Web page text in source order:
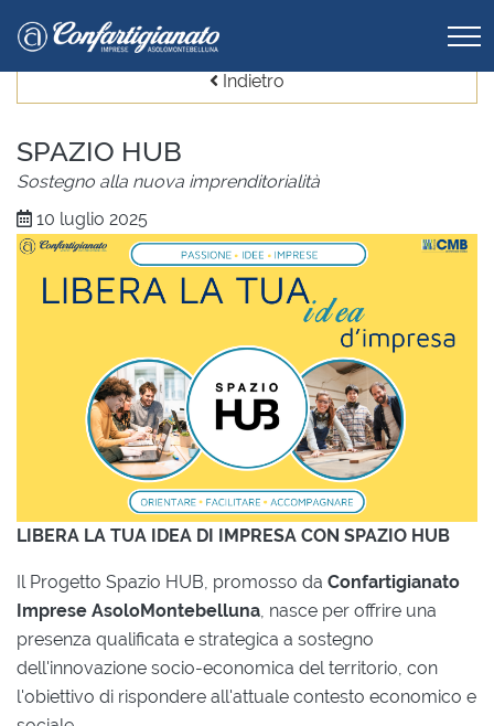
Indietro
SPAZIO HUB
Sostegno alla nuova imprenditorialità
10 luglio 2025
LIBERA LA TUA IDEA DI IMPRESA CON SPAZIO HUB
Il Progetto Spazio HUB, promosso da Confartigianato
Imprese AsoloMontebelluna, nasce per offrire una
presenza qualificata e strategica a sostegno
dell'innovazione socio-economica del territorio, con
l'obiettivo di rispondere all'attuale contesto economico e